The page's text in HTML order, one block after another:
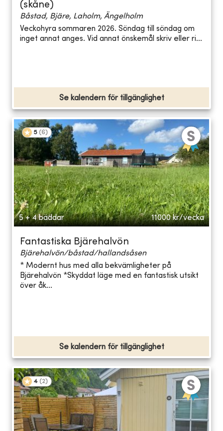
(skåne)
Båstad, Bjäre, Laholm, Ängelholm
Veckohyra sommaren 2026. Söndag till söndag om
inget annat anges. Vid annat önskemål skriv eller ri...
Se kalendern för tillgänglighet
5 (6)
5 + 4 bäddar 11000 kr/vecka
Fantastiska Bjärehalvön
Bjärehalvön/båstad/hallandsåsen
* Modernt hus med alla bekvämligheter på
Bjärehalvön *Skyddat läge med en fantastisk utsikt
över åk...
Se kalendern för tillgänglighet
4 (2)